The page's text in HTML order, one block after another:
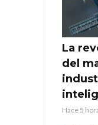
La
del
Hace 5